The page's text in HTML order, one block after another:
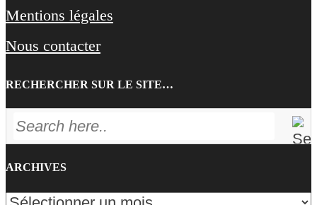
Mentions légales
Nous contacter
RECHERCHER SUR LE SITE…
ARCHIVES